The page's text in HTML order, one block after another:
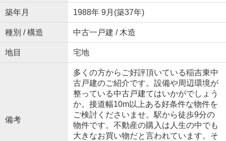
築年月 1988年 9月(築37年)
種別 / 構造 中古一戸建 / 木造
地目 宅地
備考
多くの方からご好評頂いている稲吉東中
古戸建のご紹介です。設備や周辺環境が
整っている中古戸建てはいかがでしょう
か。接道幅10m以上ある好条件な物件を
ご検討くださいませ。駅から徒歩9分の
物件です。不動産の購入は人生の中でも
大きなお買い物だと言われています。そ